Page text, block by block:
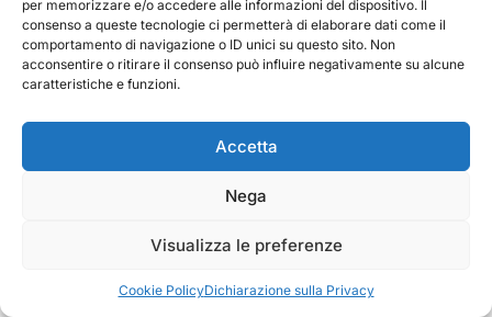
per memorizzare e/o accedere alle informazioni del dispositivo. Il
consenso a queste tecnologie ci permetterà di elaborare dati come il
comportamento di navigazione o ID unici su questo sito. Non
acconsentire o ritirare il consenso può influire negativamente su alcune
caratteristiche e funzioni.
Accetta
Nega
Visualizza le preferenze
Cookie PolicyDichiarazione sulla Privacy
farsi sessioni di3/4hconsecutive e avere ancora il
50%di autonomia residua, davvero da solo vale il
prezzo di acquisto.
Presente la tecnologia